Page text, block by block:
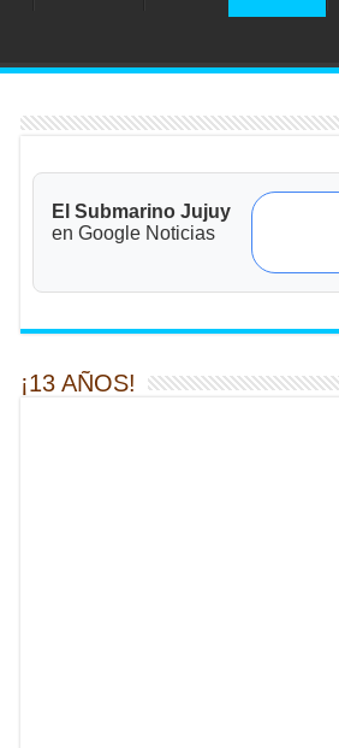
El Submarino Jujuy
en Google Noticias
¡13 AÑOS!